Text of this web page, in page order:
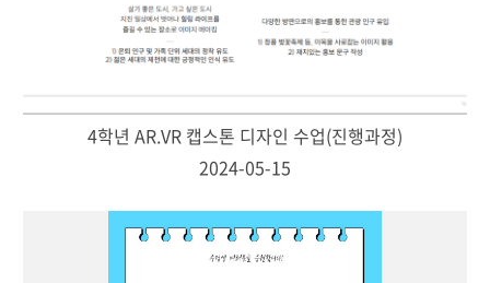
4학년 AR.VR 캡스톤 디자인 수업(진행과정)
2024-05-15